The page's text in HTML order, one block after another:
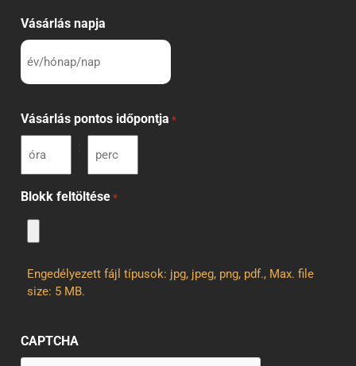
Vásárlás napja
Vásárlás pontos időpontja *
:
Blokk feltöltése *
Engedélyezett fájl típusok: jpg, jpeg, png, pdf., Max. file
size: 5 MB.
CAPTCHA